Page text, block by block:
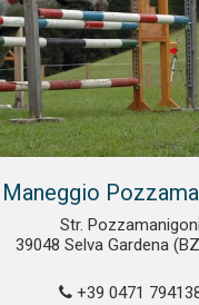
Maneggio
Str. Pozzamanigoni
39048 Selva Gardena
+39 0471